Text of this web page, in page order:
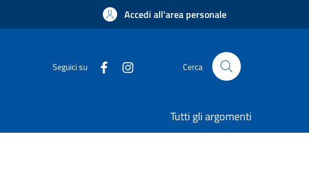
Accedi all'area personale
Seguici su Cerca
Tutti gli argomenti